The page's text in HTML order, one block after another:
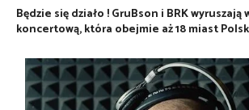
Będzie się działo ! GruBson i BRK wyruszają
koncertową, która obejmie aż 18 miast